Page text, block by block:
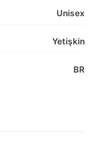
Unisex
Yetişkin
BR